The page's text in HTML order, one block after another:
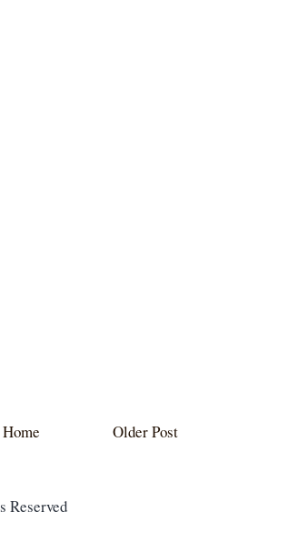
Older Post
Home
Reserved